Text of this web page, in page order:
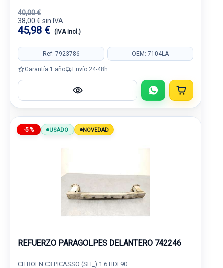
40,00 €
38,00 € sin IVA.
45,98 € (IVA incl.)
Ref: 7923786 OEM: 7104LA
Garantía 1 año Envío 24-48h
-5% USADO NOVEDAD
REFUERZO PARAGOLPES DELANTERO 742246
CITROËN C3 PICASSO (SH_) 1.6 HDI 90